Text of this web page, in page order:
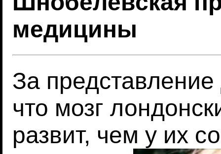
медицины
За представление
что мозг
развит, чем у их